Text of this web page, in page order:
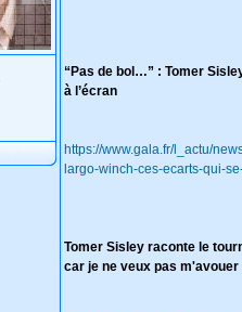
“Pas de bol…” : Tomer
à l’écran
https://www.gala.fr/l_actu/
largo-winch-ces-ecarts-qui-
Tomer Sisley raconte le
car je ne veux pas